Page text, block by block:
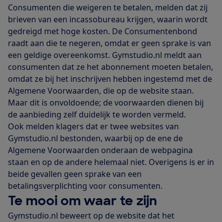
Consumenten die weigeren te betalen, melden dat zij
brieven van een incassobureau krijgen, waarin wordt
gedreigd met hoge kosten. De Consumentenbond
raadt aan die te negeren, omdat er geen sprake is van
een geldige overeenkomst. Gymstudio.nl meldt aan
consumenten dat ze het abonnement moeten betalen,
omdat ze bij het inschrijven hebben ingestemd met de
Algemene Voorwaarden, die op de website staan.
Maar dit is onvoldoende; de voorwaarden dienen bij
de aanbieding zelf duidelijk te worden vermeld.
Ook melden klagers dat er twee websites van
Gymstudio.nl bestonden, waarbij op de ene de
Algemene Voorwaarden onderaan de webpagina
staan en op de andere helemaal niet. Overigens is er in
beide gevallen geen sprake van een
betalingsverplichting voor consumenten.
Te mooi om waar te zijn
Gymstudio.nl beweert op de website dat het